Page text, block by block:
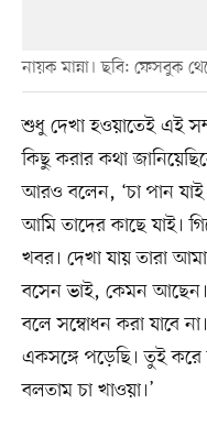
নায়ক মান্না। ছবি: ফেসবুক
শুধু দেখা হওয়াতেই এই
কিছু করার কথা
আরও বলেন, ‘চা পান যাই
আমি তাদের কাছে যাই।
খবর। দেখা যায় তারা
বসেন ভাই, কেমন
বলে সম্বোধন করা যাবে
একসঙ্গে পড়েছি। তুই
বলতাম চা খাওয়া।’